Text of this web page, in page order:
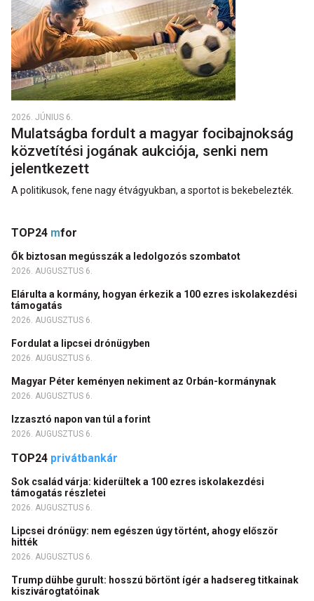
2026. JÚNIUS 6.
Mulatságba fordult a magyar focibajnokság
közvetítési jogának aukciója, senki nem
jelentkezett
A politikusok, fene nagy étvágyukban, a sportot is bekebelezték.
TOP24 mfor
Ők biztosan megússzák a ledolgozós szombatot
2026. AUGUSZTUS 6.
Elárulta a kormány, hogyan érkezik a 100 ezres iskolakezdési
támogatás
2026. AUGUSZTUS 6.
Fordulat a lipcsei drónügyben
2026. AUGUSZTUS 6.
Magyar Péter keményen nekiment az Orbán-kormánynak
2026. AUGUSZTUS 6.
Izzasztó napon van túl a forint
2026. AUGUSZTUS 6.
TOP24 privátbankár
Sok család várja: kiderültek a 100 ezres iskolakezdési
támogatás részletei
2026. AUGUSZTUS 6.
Lipcsei drónügy: nem egészen úgy történt, ahogy először
hitték
2026. AUGUSZTUS 6.
Trump dühbe gurult: hosszú börtönt ígér a hadsereg titkainak
kiszivárogtatóinak